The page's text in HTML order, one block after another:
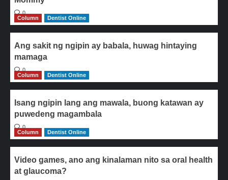
0
Column
Dentist Online
Ang sakit ng ngipin ay babala, huwag hintaying
mamaga
0
Column
Dentist Online
Isang ngipin lang ang mawala, buong katawan ay
puwedeng magambala
0
Column
Dentist Online
Video games, ano ang kinalaman nito sa oral health
at glaucoma?